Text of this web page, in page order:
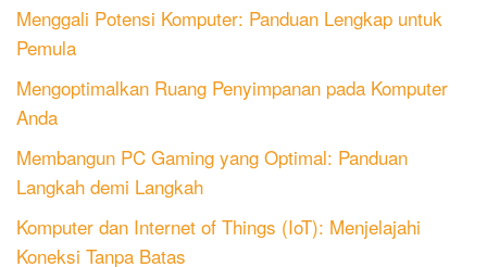
Menggali Potensi Komputer: Panduan Lengkap untuk
Pemula
Mengoptimalkan Ruang Penyimpanan pada Komputer
Anda
Membangun PC Gaming yang Optimal: Panduan
Langkah demi Langkah
Komputer dan Internet of Things (IoT): Menjelajahi
Koneksi Tanpa Batas